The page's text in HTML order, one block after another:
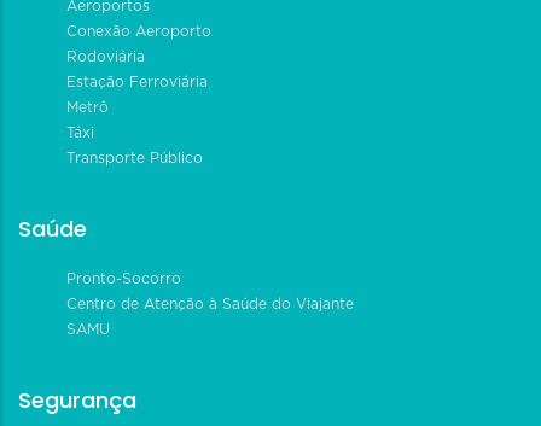
Aeroportos
Conexão Aeroporto
Rodoviária
Estação Ferroviária
Metrô
Táxi
Transporte Público
Saúde
Pronto-Socorro
Centro de Atenção à Saúde do Viajante
SAMU
Segurança